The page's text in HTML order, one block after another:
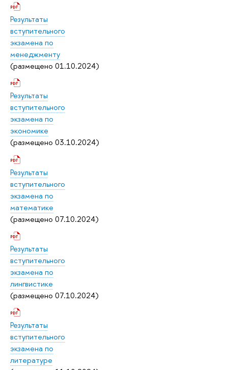
Результаты
вступительного
экзамена по
менеджменту
(размещено 01.10.2024)
Результаты
вступительного
экзамена по
экономике
(размещено 03.10.2024)
Результаты
вступительного
экзамена по
математике
(размещено 07.10.2024)
Результаты
вступительного
экзамена по
лингвистике
(размещено 07.10.2024)
Результаты
вступительного
экзамена по
литературе